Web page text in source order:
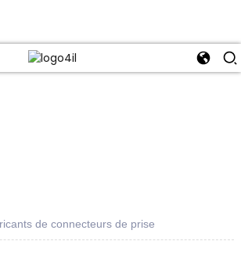
de connecteurs de prise